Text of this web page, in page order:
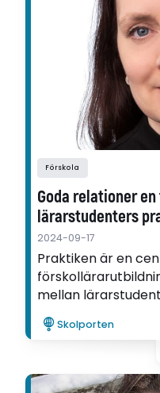
Förskola
Goda relationer
lärarstudenters
2024-09-17
Praktiken är en
mellan
Det menar Anna
den finska
Skolporten